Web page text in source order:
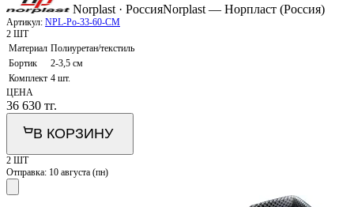
Norplast · РоссияNorplast — Норпласт (Россия)
Артикул: NPL-Po-33-60-CM
2 ШТ
Материал Полиуретан/текстиль
Бортик
2-3,5 см
Комплект 4 шт.
ЦЕНА
36 630 тг.
В КОРЗИНУ
2 ШТ
Отправка: 10 августа (пн)